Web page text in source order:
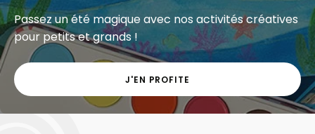
Passez un été magique avec nos activités créatives
pour petits et grands !
J'EN PROFITE